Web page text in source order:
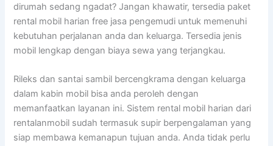
dirumah sedang ngadat? Jangan khawatir, tersedia paket
rental mobil harian free jasa pengemudi untuk memenuhi
kebutuhan perjalanan anda dan keluarga. Tersedia jenis
mobil lengkap dengan biaya sewa yang terjangkau.
Rileks dan santai sambil bercengkrama dengan keluarga
dalam kabin mobil bisa anda peroleh dengan
memanfaatkan layanan ini. Sistem rental mobil harian dari
rentalanmobil sudah termasuk supir berpengalaman yang
siap membawa kemanapun tujuan anda. Anda tidak perlu